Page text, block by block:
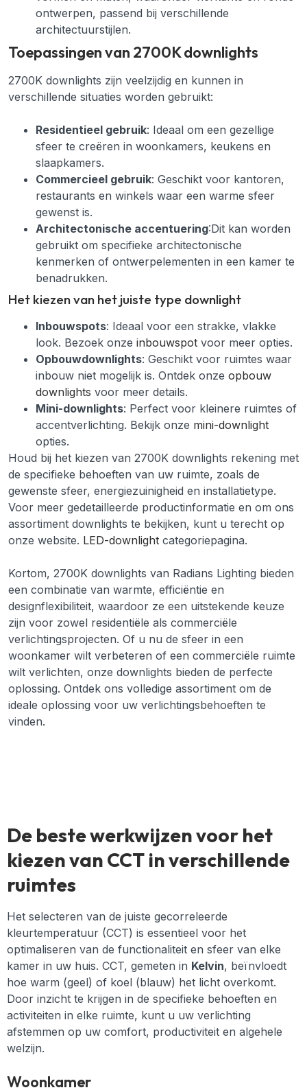
ontwerpen, passend bij verschillende
architectuurstijlen.
Toepassingen van 2700K downlights
2700K downlights zijn veelzijdig en kunnen in
verschillende situaties worden gebruikt:
Residentieel gebruik: Ideaal om een gezellige
sfeer te creëren in woonkamers, keukens en
slaapkamers.
Commercieel gebruik: Geschikt voor kantoren,
restaurants en winkels waar een warme sfeer
gewenst is.
Architectonische accentuering:Dit kan worden
gebruikt om specifieke architectonische
kenmerken of ontwerpelementen in een kamer te
benadrukken.
Het kiezen van het juiste type downlight
Inbouwspots: Ideaal voor een strakke, vlakke
look. Bezoek onze inbouwspot voor meer opties.
Opbouwdownlights: Geschikt voor ruimtes waar
inbouw niet mogelijk is. Ontdek onze opbouw
downlights voor meer details.
Mini-downlights: Perfect voor kleinere ruimtes of
accentverlichting. Bekijk onze mini-downlight
opties.
Houd bij het kiezen van 2700K downlights rekening met
de specifieke behoeften van uw ruimte, zoals de
gewenste sfeer, energiezuinigheid en installatietype.
Voor meer gedetailleerde productinformatie en om ons
assortiment downlights te bekijken, kunt u terecht op
onze website. LED-downlight categoriepagina.
Kortom, 2700K downlights van Radians Lighting bieden
een combinatie van warmte, efficiëntie en
designflexibiliteit, waardoor ze een uitstekende keuze
zijn voor zowel residentiële als commerciële
verlichtingsprojecten. Of u nu de sfeer in een
woonkamer wilt verbeteren of een commerciële ruimte
wilt verlichten, onze downlights bieden de perfecte
oplossing. Ontdek ons volledige assortiment om de
ideale oplossing voor uw verlichtingsbehoeften te
vinden.
De beste werkwijzen voor het
kiezen van CCT in verschillende
ruimtes
Het selecteren van de juiste gecorreleerde
kleurtemperatuur (CCT) is essentieel voor het
optimaliseren van de functionaliteit en sfeer van elke
kamer in uw huis. CCT, gemeten in Kelvin, beïnvloedt
hoe warm (geel) of koel (blauw) het licht overkomt.
Door inzicht te krijgen in de specifieke behoeften en
activiteiten in elke ruimte, kunt u uw verlichting
afstemmen op uw comfort, productiviteit en algehele
welzijn.
Woonkamer